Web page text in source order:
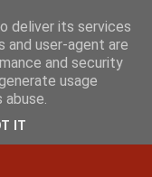
deliver its services
and user-agent are
and security
usage
IT